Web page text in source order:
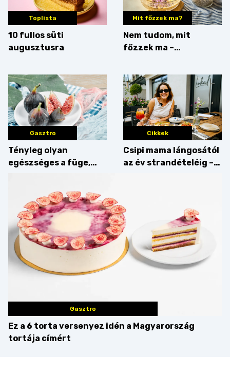
Toplista
10 fullos süti
augusztusra
Mit főzzek ma?
Nem tudom, mit
főzzek ma –
Gasztro
Tényleg olyan
egészséges a füge,
Cikkek
Csipi mama lángosától
az év strandételéig –
Gasztro
Ez a 6 torta versenyez idén a Magyarország
tortája címért